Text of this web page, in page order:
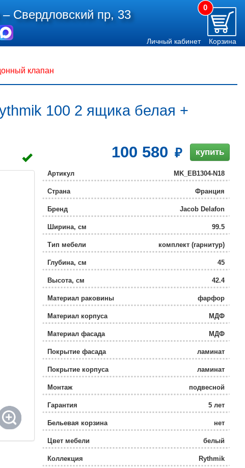
–Свердловский пр, 33
0
Личный кабинет Корзина
клапан
100 2 ящика белая +
100 580 купить
Артикул MK_EB1304-N18
Страна Франция
Бренд Jacob Delafon
Ширина, см 99.5
Тип мебели комплект (гарнитур)
Глубина, см 45
Высота, см 42.4
Материал раковины фарфор
Материал корпуса МДФ
Материал фасада МДФ
Покрытие фасада ламинат
Покрытие корпуса ламинат
Монтаж подвесной
Гарантия 5 лет
Бельевая корзина нет
Цвет мебели белый
Коллекция Rythmik